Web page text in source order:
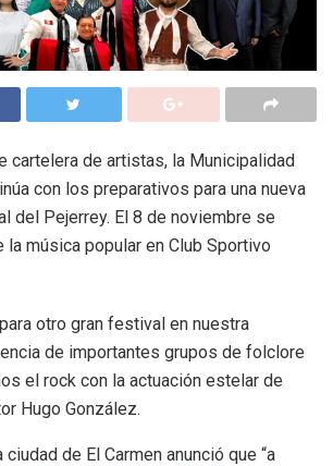
cartelera de artistas, la Municipalidad
con los preparativos para una nueva
del Pejerrey. El 8 de noviembre se
la música popular en Club Sportivo
otro gran festival en nuestra
de importantes grupos de folclore
el rock con la actuación estelar de
Hugo González.
de El Carmen anunció que “a